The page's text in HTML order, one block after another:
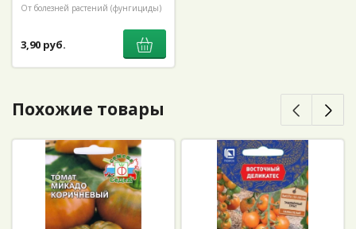
От болезней растений (фунгициды)
3,90 руб.
Похожие товары